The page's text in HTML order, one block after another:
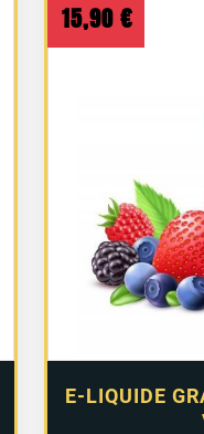
E-LIQUIDE
15,90 €